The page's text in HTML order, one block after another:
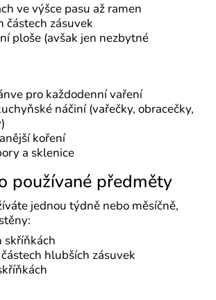
ve výšce pasu až ramen
částech zásuvek
ploše (avšak jen nezbytné
pro každodenní vaření
náčiní (vařečky, obracečky,
koření
a sklenice
používané předměty
jednou týdně nebo měsíčně,
skříňkách
hlubších zásuvek